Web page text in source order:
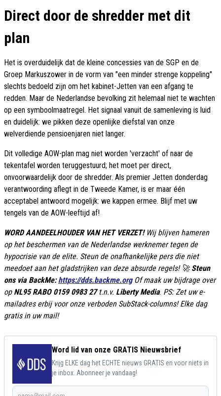
Direct door de shredder met dit
plan
Het is overduidelijk dat de kleine concessies van de SGP en de
Groep Markuszower in de vorm van "een minder strenge koppeling"
slechts bedoeld zijn om het kabinet-Jetten van een afgang te
redden. Maar de Nederlandse bevolking zit helemaal niet te wachten
op een symboolmaatregel. Het signaal vanuit de samenleving is luid
en duidelijk: we pikken deze openlijke diefstal van onze
welverdiende pensioenjaren niet langer.
Dit volledige AOW-plan mag niet worden 'verzacht' of naar de
tekentafel worden teruggestuurd; het moet per direct,
onvoorwaardelijk door de shredder. Als premier Jetten donderdag
verantwoording aflegt in de Tweede Kamer, is er maar één
acceptabel antwoord mogelijk: we kappen ermee. Blijf met uw
tengels van de AOW-leeftijd af!
WORD AANDEELHOUDER VAN HET VERZET! Wij blijven hameren
op het beschermen van de Nederlandse werknemer tegen de
hypocrisie van de elite. Steun de onafhankelijke pers die niet
meedoet aan het gladstrijken van deze absurde regels! 🚀 Steun
ons via BackMe: https://dds.backme.orgOf maak uw bijdrage over
op NL95 RABO 0159 0983 27 t.n.v. Liberty Media. PS: Zet uw e-
mailadres erbij voor onze verboden SubStack-columns! Elke dag
gratis in uw mail!
Word lid van onze GRATIS Nieuwsbrief
Krijg ELKE dag het ECHTE nieuws GRATIS en voor niets in
je inbox. Abonneer je vandaag!